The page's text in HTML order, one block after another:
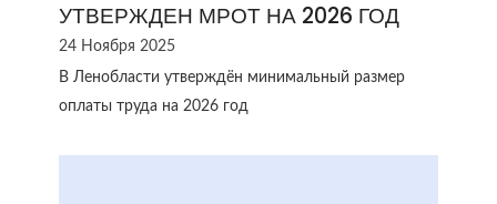
УТВЕРЖДЕН МРОТ НА 2026 ГОД
24 Ноября 2025
В Ленобласти утверждён минимальный размер
оплаты труда на 2026 год